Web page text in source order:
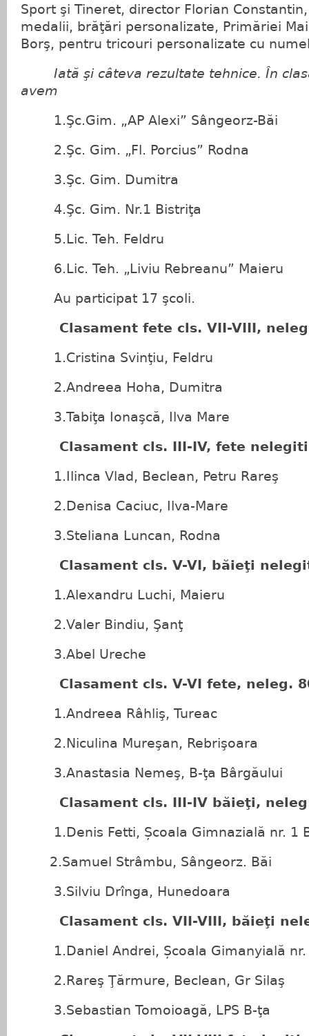
Sport şi Tineret, director Florian
medalii, brăţări personalizate, Primăriei
Borş, pentru tricouri personalizate cu
Iată şi câteva rezultate tehnice. În
avem
1.Şc.Gim. „AP Alexi” Sângeorz-Băi
2.Şc. Gim. „Fl. Porcius” Rodna
3.Şc. Gim. Dumitra
4.Şc. Gim. Nr.1 Bistriţa
5.Lic. Teh. Feldru
6.Lic. Teh. „Liviu Rebreanu” Maieru
Au participat 17 şcoli.
Clasament fete cls. VII-VIII,
1.Cristina Svinţiu, Feldru
2.Andreea Hoha, Dumitra
3.Tabiţa Ionaşcă, Ilva Mare
Clasament cls. III-IV, fete
1.Ilinca Vlad, Beclean, Petru Rareş
2.Denisa Caciuc, Ilva-Mare
3.Steliana Luncan, Rodna
Clasament cls. V-VI, băieţi
1.Alexandru Luchi, Maieru
2.Valer Bindiu, Şanţ
3.Abel Ureche
Clasament cls. V-VI fete, neleg.
1.Andreea Râhliş, Tureac
2.Niculina Mureşan, Rebrişoara
3.Anastasia Nemeş, B-ţa Bârgăului
Clasament cls. III-IV băieţi,
1.Denis Fetti, Școala Gimnazială nr. 1
2.Samuel Strâmbu, Sângeorz. Băi
3.Silviu Drînga, Hunedoara
Clasament cls. VII-VIII, băieţi
1.Daniel Andrei, Școala Gimanyială nr.
2.Rareş Ţărmure, Beclean, Gr Silaş
3.Sebastian Tomoioagă, LPS B-ţa